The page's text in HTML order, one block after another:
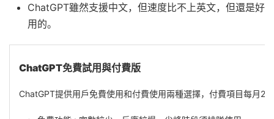
ChatGPT雖然支援中文，但速度比不上英文，但還是好
用的。
ChatGPT免費試用與付費版
ChatGPT提供用戶免費使用和付費使用兩種選擇，付費項目每月